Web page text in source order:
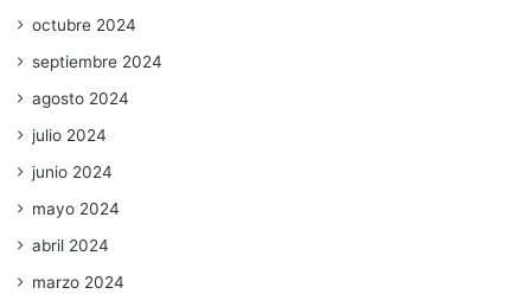
octubre 2024
septiembre 2024
agosto 2024
julio 2024
junio 2024
mayo 2024
abril 2024
marzo 2024